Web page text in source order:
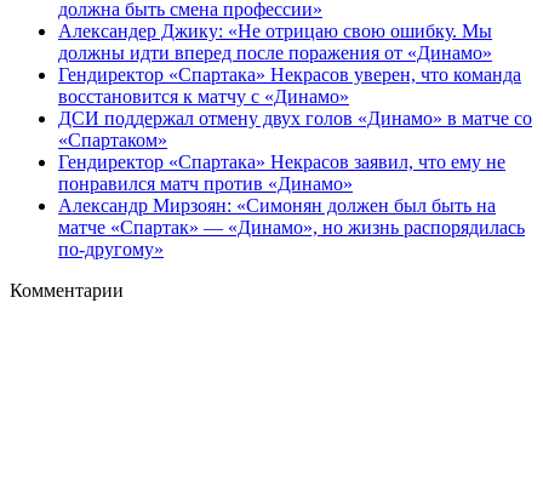
должна быть смена профессии»
Александер Джику: «Не отрицаю свою ошибку. Мы
должны идти вперед после поражения от «Динамо»
Гендиректор «Спартака» Некрасов уверен, что команда
восстановится к матчу с «Динамо»
ДСИ поддержал отмену двух голов «Динамо» в матче со
«Спартаком»
Гендиректор «Спартака» Некрасов заявил, что ему не
понравился матч против «Динамо»
Александр Мирзоян: «Симонян должен был быть на
матче «Спартак» — «Динамо», но жизнь распорядилась
по‑другому»
Комментарии